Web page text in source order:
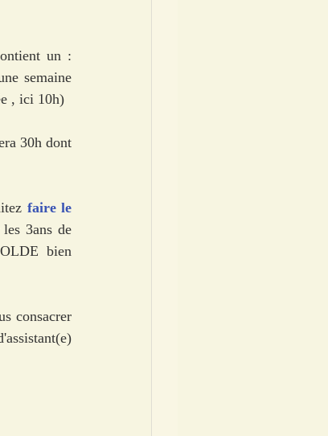
un :
semaine
, ici 10h)
30h dont
faire le
3ans de
bien
consacrer